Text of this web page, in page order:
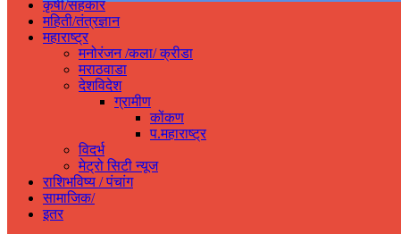
कृषी/सहकार
महिती/तंत्रज्ञान
महाराष्ट्र
मनोरंजन /कला/ क्रीडा
मराठवाडा
देशविदेश
ग्रामीण
कोंकण
प.महाराष्ट्र
विदर्भ
मेट्रो सिटी न्यूज
राशिभविष्य / पंचांग
सामाजिक/
इतर